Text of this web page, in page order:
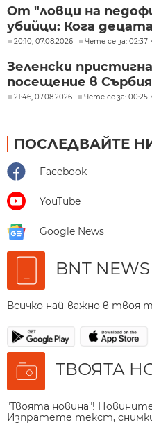
От "ловци на
убийци: Кога
20:10, 07.08.2026 Чете се за: 02:37
Зеленски
посещение в Сърбия
21:46, 07.08.2026 Чете се за: 00:25
ПОСЛЕДВАЙТЕ
Facebook
YouTube
Google News
BNT
Всичко най-важно в твоя
ТВОЯТА
"Твоята новина"!
Изпратете текст,